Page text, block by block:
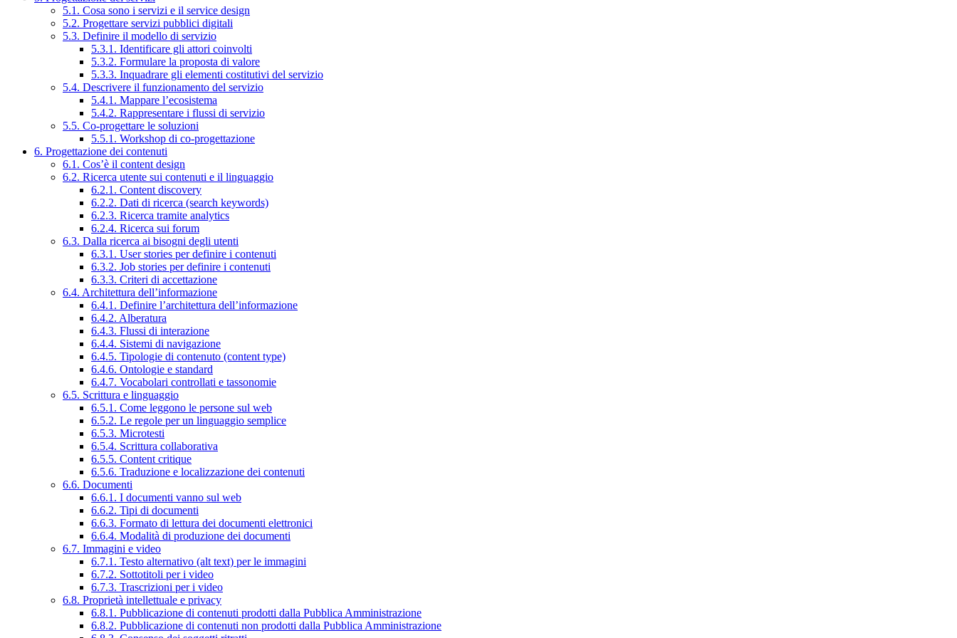
5.1. Cosa sono i servizi e il service design
5.2. Progettare servizi pubblici digitali
5.3. Definire il modello di servizio
5.3.1. Identificare gli attori coinvolti
5.3.2. Formulare la proposta di valore
5.3.3. Inquadrare gli elementi costitutivi del servizio
5.4. Descrivere il funzionamento del servizio
5.4.1. Mappare l’ecosistema
5.4.2. Rappresentare i flussi di servizio
5.5. Co-progettare le soluzioni
5.5.1. Workshop di co-progettazione
6. Progettazione dei contenuti
6.1. Cos’è il content design
6.2. Ricerca utente sui contenuti e il linguaggio
6.2.1. Content discovery
6.2.2. Dati di ricerca (search keywords)
6.2.3. Ricerca tramite analytics
6.2.4. Ricerca sui forum
6.3. Dalla ricerca ai bisogni degli utenti
6.3.1. User stories per definire i contenuti
6.3.2. Job stories per definire i contenuti
6.3.3. Criteri di accettazione
6.4. Architettura dell’informazione
6.4.1. Definire l’architettura dell’informazione
6.4.2. Alberatura
6.4.3. Flussi di interazione
6.4.4. Sistemi di navigazione
6.4.5. Tipologie di contenuto (content type)
6.4.6. Ontologie e standard
6.4.7. Vocabolari controllati e tassonomie
6.5. Scrittura e linguaggio
6.5.1. Come leggono le persone sul web
6.5.2. Le regole per un linguaggio semplice
6.5.3. Microtesti
6.5.4. Scrittura collaborativa
6.5.5. Content critique
6.5.6. Traduzione e localizzazione dei contenuti
6.6. Documenti
6.6.1. I documenti vanno sul web
6.6.2. Tipi di documenti
6.6.3. Formato di lettura dei documenti elettronici
6.6.4. Modalità di produzione dei documenti
6.7. Immagini e video
6.7.1. Testo alternativo (alt text) per le immagini
6.7.2. Sottotitoli per i video
6.7.3. Trascrizioni per i video
6.8. Proprietà intellettuale e privacy
6.8.1. Pubblicazione di contenuti prodotti dalla Pubblica Amministrazione
6.8.2. Pubblicazione di contenuti non prodotti dalla Pubblica Amministrazione